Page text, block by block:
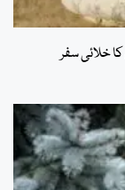
خلائی سفر